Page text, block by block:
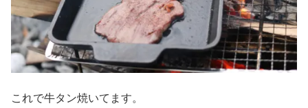
これで牛タン焼いてます。